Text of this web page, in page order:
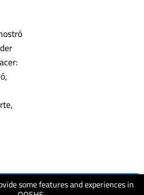
some features and experiences in